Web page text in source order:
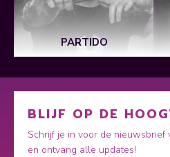
PARTIDO
BLIJF OP DE
Schrijf je in voor de nieuwsbrief
en ontvang alle updates!